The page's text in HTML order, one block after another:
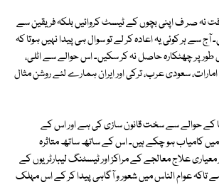
نہ صر ف اپنی بچوں کے ٹیسٹ کروائیں بلکہ فریقین سے
سے ہر کوئی یہ اعادہ کر لے تو سوال ہی پیدا نہیں ہوتا کہ
پر چھٹکارہ حاصل نہ کر سکیں۔ اس حوالے سے اٹلی،
سعودی عرب، ترکی اور ایران ہمارے لئے روشن مثال
کے حوالے سے سخت قانون سازی کی ہے اور اس کے
کامیاب ہو چکے ہیں۔ اس کے ساتھ ساتھ متاثرہ
علاج معالجے کے مراکز اور ٹیسٹنگ لیبارٹریوں کے
تاکہ عوام الناس میں شعور و آگاہی پیدا کر کے اس مہلک